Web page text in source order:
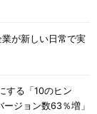
が新しい日常で実
する「10のヒン
ジョン数63％増」